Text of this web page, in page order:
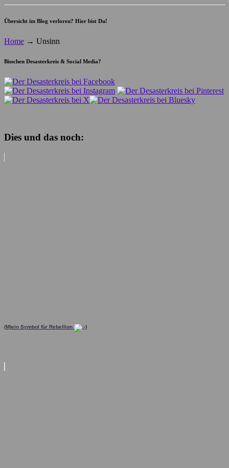
Übersicht im Blog verloren? Hier bist Du!
Home → Unsinn
Bisschen Desasterkreis & Social Media?
Dies und das noch:
(M)ein Symbol für Rebellion